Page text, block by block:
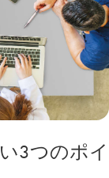
3つのポイ